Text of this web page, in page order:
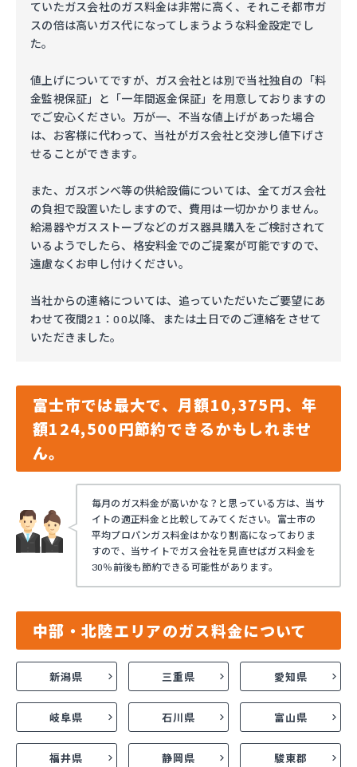
ていたガス会社のガス料金は非常に高く、それこそ都市ガ
スの倍は高いガス代になってしまうような料金設定でし
た。
値上げについてですが、ガス会社とは別で当社独自の「料
金監視保証」と「一年間返金保証」を用意しておりますの
でご安心ください。万が一、不当な値上げがあった場合
は、お客様に代わって、当社がガス会社と交渉し値下げさ
せることができます。
また、ガスボンベ等の供給設備については、全てガス会社
の負担で設置いたしますので、費用は一切かかりません。
給湯器やガスストーブなどのガス器具購入をご検討されて
いるようでしたら、格安料金でのご提案が可能ですので、
遠慮なくお申し付けください。
当社からの連絡については、追っていただいたご要望にあ
わせて夜間21：00以降、または土日でのご連絡をさせて
いただきました。
富士市では最大で、月額10,375円、年
額124,500円節約できるかもしれませ
ん。
毎月のガス料金が高いかな？と思っている方は、当サ
イトの適正料金と比較してみてください。富士市の
平均プロパンガス料金はかなり割高になっておりま
すので、当サイトでガス会社を見直せばガス料金を
30％前後も節約できる可能性があります。
中部・北陸エリアのガス料金について
新潟県 三重県 愛知県
岐阜県 石川県 富山県
福井県 静岡県 駿東郡